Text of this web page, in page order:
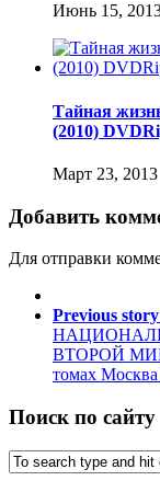
Июнь 15,
Тайная
(2010)
Март 23, 2013
Добавить
Для отправки
Previous story
ВТОРОЙ
томах
Поиск по сайту